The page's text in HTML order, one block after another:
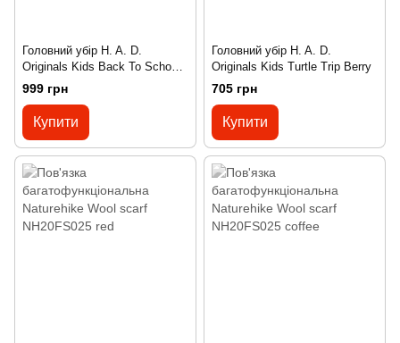
Головний убір H. A. D.
Originals Kids Back To School
Reflective Berry
999 грн
Купити
Головний убір H. A. D.
Originals Kids Turtle Trip Berry
705 грн
Купити